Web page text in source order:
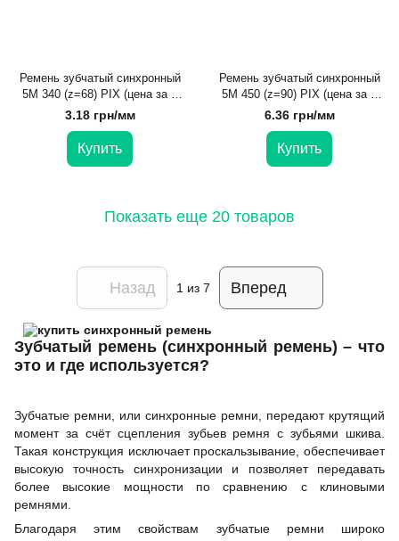
Ремень зубчатый синхронный
5M 340 (z=68) PIX (цена за 1
мм)
3.18 грн/мм
Купить
Ремень зубчатый синхронный
5M 450 (z=90) PIX (цена за 1
мм)
6.36 грн/мм
Купить
Показать еще 20 товаров
Назад 1 из 7 Вперед
Зубчатый ремень (синхронный ремень) – что
это и где используется?
Зубчатые ремни, или синхронные ремни, передают крутящий
момент за счёт сцепления зубьев ремня с зубьями шкива.
Такая конструкция исключает проскальзывание, обеспечивает
высокую точность синхронизации и позволяет передавать
более высокие мощности по сравнению с клиновыми
ремнями.
Благодаря этим свойствам зубчатые ремни широко